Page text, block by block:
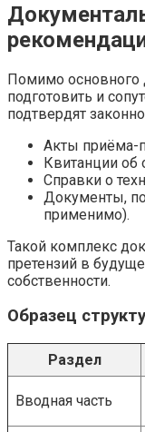
Помимо основного
подготовить и
подтвердят
Акты приёма-
Квитанции об
Справки о
Документы,
применимо).
Такой комплекс
претензий в
собственности.
Образец
Раздел
Вводная часть